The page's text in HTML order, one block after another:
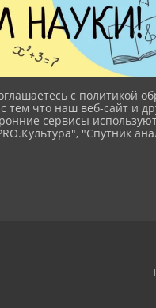
с политикой
тем что наш веб-сайт и
сервисы
"Спутник